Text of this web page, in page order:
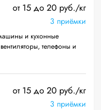
от 15 до 20 руб./кг
3 приёмки
и кухонные
телефоны и
от 15 до 20 руб./кг
3 приёмки